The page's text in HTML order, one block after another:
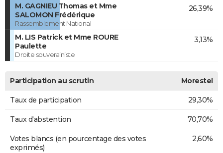
M. GAGNIEU Thomas et Mme
SALOMON Frédérique
Rassemblement National
26,39%
M. LIS Patrick et Mme ROURE
Paulette
Droite souverainiste
3,13%
Participation au scrutin Morestel
Taux de participation 29,30%
Taux d'abstention 70,70%
Votes blancs (en pourcentage des votes
exprimés)
2,60%